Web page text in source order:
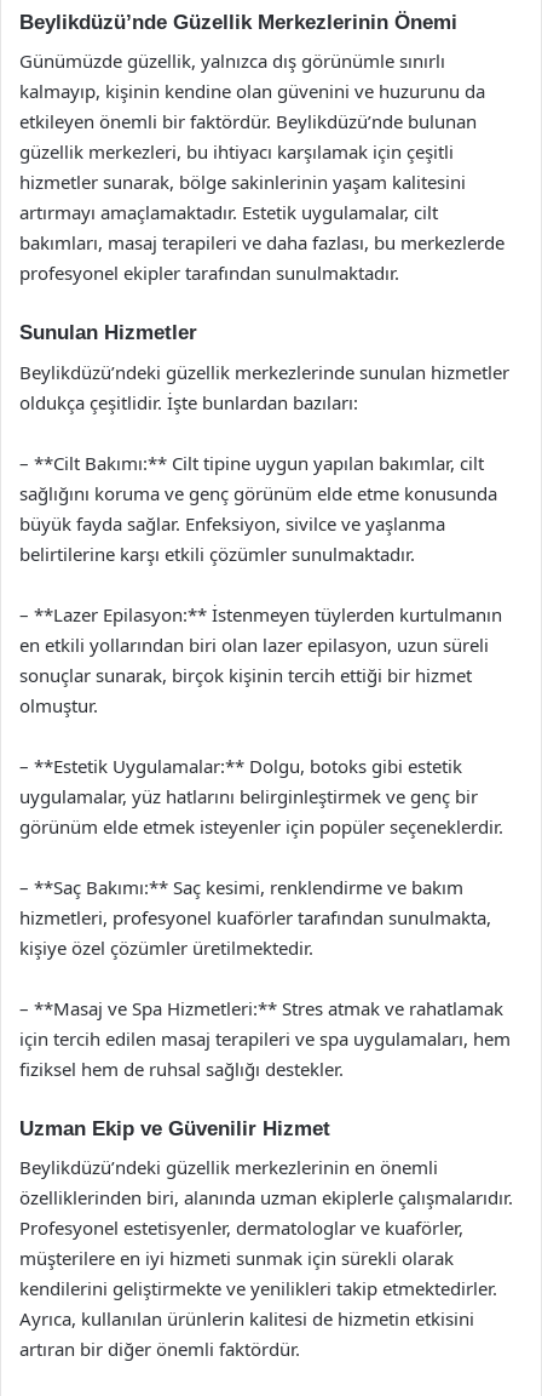
Beylikdüzü’nde Güzellik Merkezlerinin Önemi
Günümüzde güzellik, yalnızca dış görünümle sınırlı
kalmayıp, kişinin kendine olan güvenini ve huzurunu da
etkileyen önemli bir faktördür. Beylikdüzü’nde bulunan
güzellik merkezleri, bu ihtiyacı karşılamak için çeşitli
hizmetler sunarak, bölge sakinlerinin yaşam kalitesini
artırmayı amaçlamaktadır. Estetik uygulamalar, cilt
bakımları, masaj terapileri ve daha fazlası, bu merkezlerde
profesyonel ekipler tarafından sunulmaktadır.
Sunulan Hizmetler
Beylikdüzü’ndeki güzellik merkezlerinde sunulan hizmetler
oldukça çeşitlidir. İşte bunlardan bazıları:
– **Cilt Bakımı:** Cilt tipine uygun yapılan bakımlar, cilt
sağlığını koruma ve genç görünüm elde etme konusunda
büyük fayda sağlar. Enfeksiyon, sivilce ve yaşlanma
belirtilerine karşı etkili çözümler sunulmaktadır.
– **Lazer Epilasyon:** İstenmeyen tüylerden kurtulmanın
en etkili yollarından biri olan lazer epilasyon, uzun süreli
sonuçlar sunarak, birçok kişinin tercih ettiği bir hizmet
olmuştur.
– **Estetik Uygulamalar:** Dolgu, botoks gibi estetik
uygulamalar, yüz hatlarını belirginleştirmek ve genç bir
görünüm elde etmek isteyenler için popüler seçeneklerdir.
– **Saç Bakımı:** Saç kesimi, renklendirme ve bakım
hizmetleri, profesyonel kuaförler tarafından sunulmakta,
kişiye özel çözümler üretilmektedir.
– **Masaj ve Spa Hizmetleri:** Stres atmak ve rahatlamak
için tercih edilen masaj terapileri ve spa uygulamaları, hem
fiziksel hem de ruhsal sağlığı destekler.
Uzman Ekip ve Güvenilir Hizmet
Beylikdüzü’ndeki güzellik merkezlerinin en önemli
özelliklerinden biri, alanında uzman ekiplerle çalışmalarıdır.
Profesyonel estetisyenler, dermatologlar ve kuaförler,
müşterilere en iyi hizmeti sunmak için sürekli olarak
kendilerini geliştirmekte ve yenilikleri takip etmektedirler.
Ayrıca, kullanılan ürünlerin kalitesi de hizmetin etkisini
artıran bir diğer önemli faktördür.